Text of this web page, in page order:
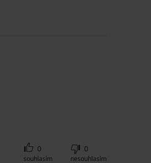
0
souhlasím
0
nesouhlasím